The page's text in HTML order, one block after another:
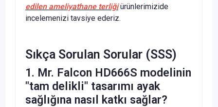
edilen ameliyathane terliğiürünlerimizide
incelemenizi tavsiye ederiz.
Sıkça Sorulan Sorular (SSS)
1. Mr. Falcon HD666S modelinin
"tam delikli" tasarımı ayak
sağlığına nasıl katkı sağlar?